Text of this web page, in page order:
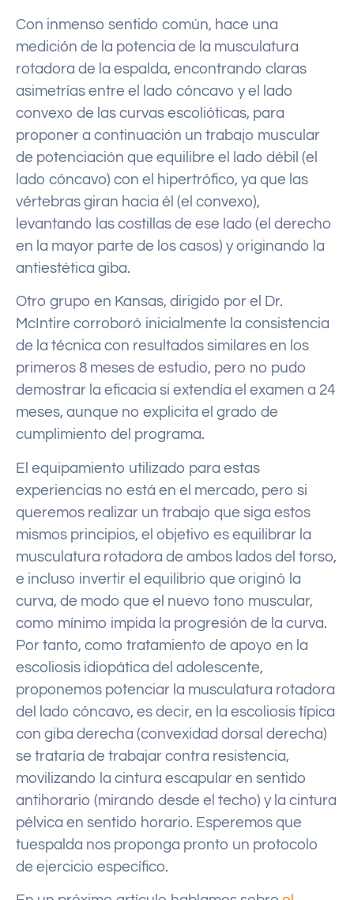
Con inmenso sentido común, hace una
medición de la potencia de la musculatura
rotadora de la espalda, encontrando claras
asimetrías entre el lado cóncavo y el lado
convexo de las curvas escolióticas, para
proponer a continuación un trabajo muscular
de potenciación que equilibre el lado débil (el
lado cóncavo) con el hipertrófico, ya que las
vértebras giran hacia él (el convexo),
levantando las costillas de ese lado (el derecho
en la mayor parte de los casos) y originando la
antiestética giba.
Otro grupo en Kansas, dirigido por el Dr.
McIntire corroboró inicialmente la consistencia
de la técnica con resultados similares en los
primeros 8 meses de estudio, pero no pudo
demostrar la eficacia si extendía el examen a 24
meses, aunque no explicita el grado de
cumplimiento del programa.
El equipamiento utilizado para estas
experiencias no está en el mercado, pero si
queremos realizar un trabajo que siga estos
mismos principios, el objetivo es equilibrar la
musculatura rotadora de ambos lados del torso,
e incluso invertir el equilibrio que originó la
curva, de modo que el nuevo tono muscular,
como mínimo impida la progresión de la curva.
Por tanto, como tratamiento de apoyo en la
escoliosis idiopática del adolescente,
proponemos potenciar la musculatura rotadora
del lado cóncavo, es decir, en la escoliosis típica
con giba derecha (convexidad dorsal derecha)
se trataría de trabajar contra resistencia,
movilizando la cintura escapular en sentido
antihorario (mirando desde el techo) y la cintura
pélvica en sentido horario. Esperemos que
tuespalda nos proponga pronto un protocolo
de ejercicio específico.